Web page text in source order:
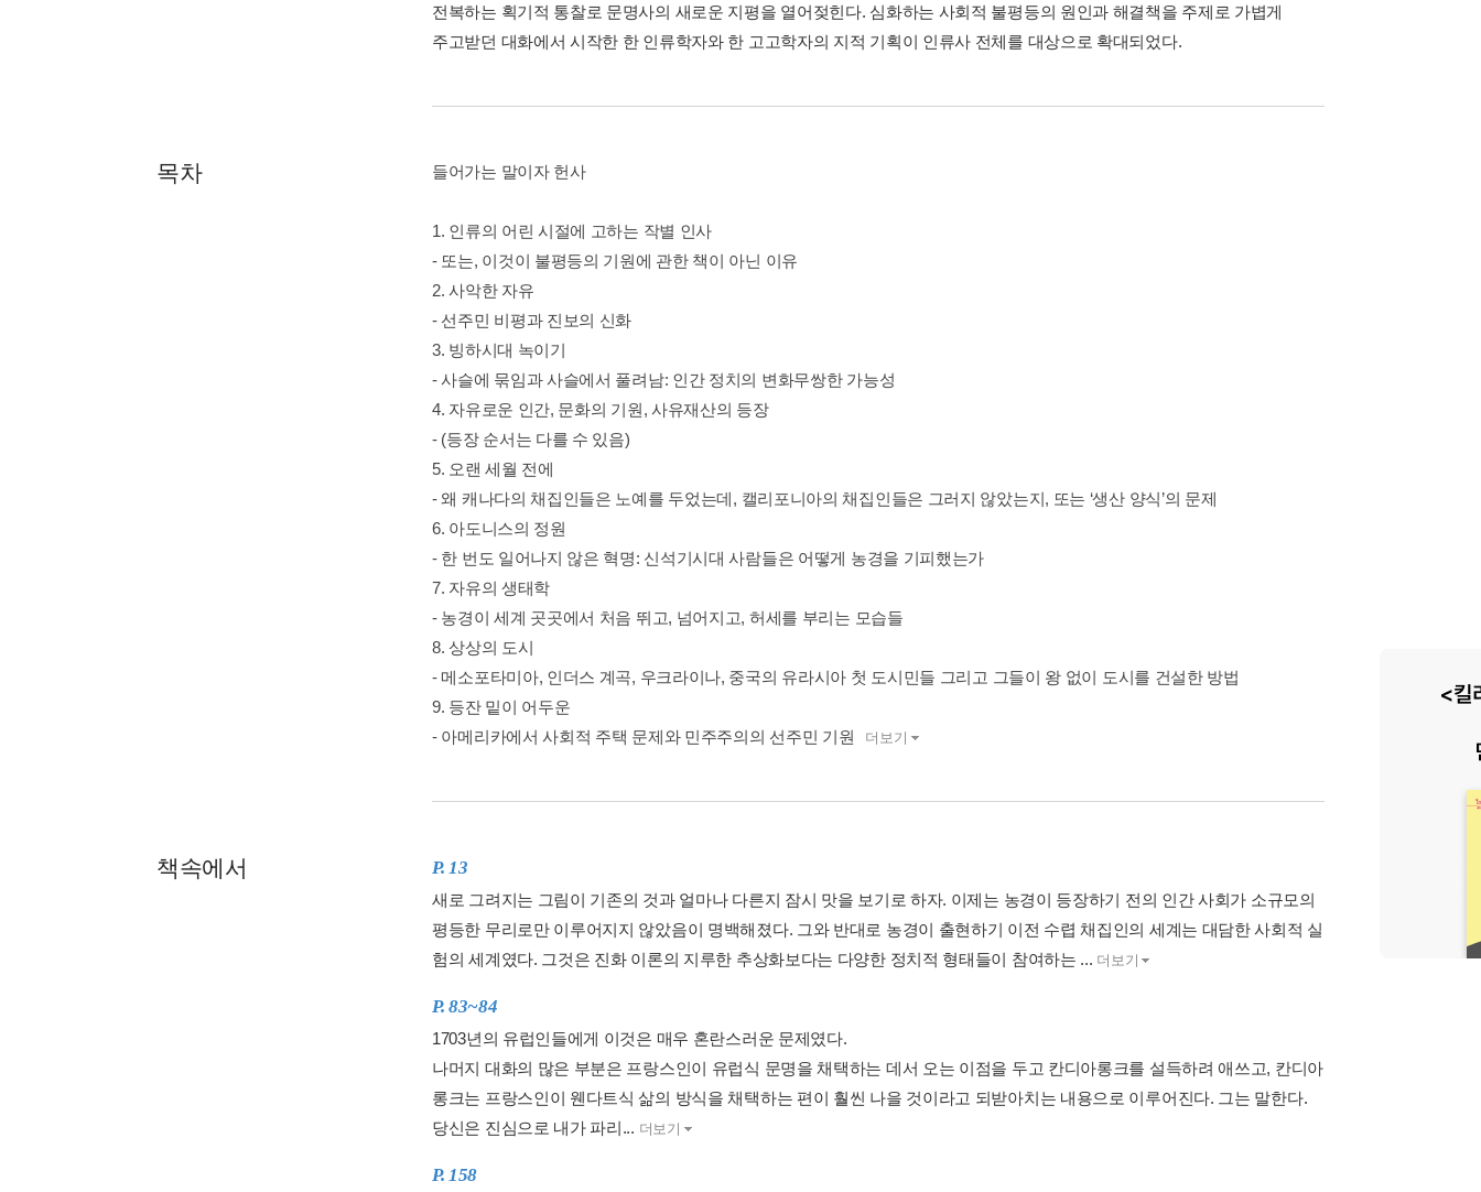
전복하는 획기적 통찰로 문명사의 새로운 지평을 열어젖힌다. 심화하는 사회적 불평등의 원인과 해결책을 주제로 가볍게
주고받던 대화에서 시작한 한 인류학자와 한 고고학자의 지적 기획이 인류사 전체를 대상으로 확대되었다.
목차 들어가는 말이자 헌사
1. 인류의 어린 시절에 고하는 작별 인사
- 또는, 이것이 불평등의 기원에 관한 책이 아닌 이유
2. 사악한 자유
- 선주민 비평과 진보의 신화
3. 빙하시대 녹이기
- 사슬에 묶임과 사슬에서 풀려남: 인간 정치의 변화무쌍한 가능성
4. 자유로운 인간, 문화의 기원, 사유재산의 등장
- (등장 순서는 다를 수 있음)
5. 오랜 세월 전에
- 왜 캐나다의 채집인들은 노예를 두었는데, 캘리포니아의 채집인들은 그러지 않았는지, 또는 ‘생산 양식’의 문제
6. 아도니스의 정원
- 한 번도 일어나지 않은 혁명: 신석기시대 사람들은 어떻게 농경을 기피했는가
7. 자유의 생태학
- 농경이 세계 곳곳에서 처음 뛰고, 넘어지고, 허세를 부리는 모습들
8. 상상의 도시
- 메소포타미아, 인더스 계곡, 우크라이나, 중국의 유라시아 첫 도시민들 그리고 그들이 왕 없이 도시를 건설한 방법
9. 등잔 밑이 어두운
- 아메리카에서 사회적 주택 문제와 민주주의의 선주민 기원
더보기
책속에서 P. 13
새로 그려지는 그림이 기존의 것과 얼마나 다른지 잠시 맛을 보기로 하자. 이제는 농경이 등장하기 전의 인간 사회가 소규모의
평등한 무리로만 이루어지지 않았음이 명백해졌다. 그와 반대로 농경이 출현하기 이전 수렵 채집인의 세계는 대담한 사회적 실
험의 세계였다. 그것은 진화 이론의 지루한 추상화보다는 다양한 정치적 형태들이 참여하는 ... 더보기
P. 83~84
1703년의 유럽인들에게 이것은 매우 혼란스러운 문제였다.
나머지 대화의 많은 부분은 프랑스인이 유럽식 문명을 채택하는 데서 오는 이점을 두고 칸디아롱크를 설득하려 애쓰고, 칸디아
롱크는 프랑스인이 웬다트식 삶의 방식을 채택하는 편이 훨씬 나을 것이라고 되받아치는 내용으로 이루어진다. 그는 말한다.
당신은 진심으로 내가 파리... 더보기
P. 158